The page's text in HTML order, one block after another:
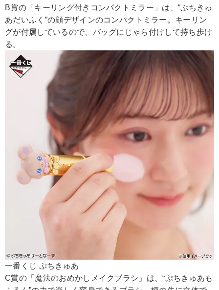
B賞の「キーリング付きコンパクトミラー」は、“ぷちきゅ
あだいふく”の顔デザインのコンパクトミラー。キーリン
グが付属しているので、バッグにじゃら付けして持ち歩け
る。
一番くじ ぷちきゅあ
C賞の「魔法のおめかしメイクブラシ」は、“ぷちきゅあも